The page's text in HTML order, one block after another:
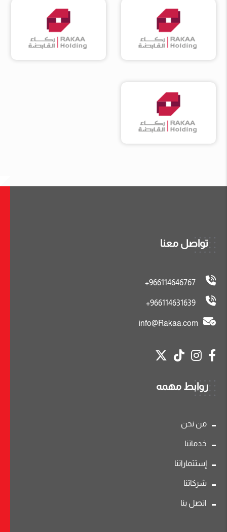
تواصل معنا
966114646767+
966114631639+
info@Rakaa.com
روابط مهمه
من نحن
خدماتنا
إستثماراتنا
شركاتنا
اتصل بنا